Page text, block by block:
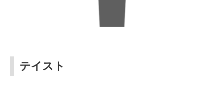
テイスト